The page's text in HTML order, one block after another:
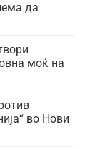
да
моќ на
во Нови